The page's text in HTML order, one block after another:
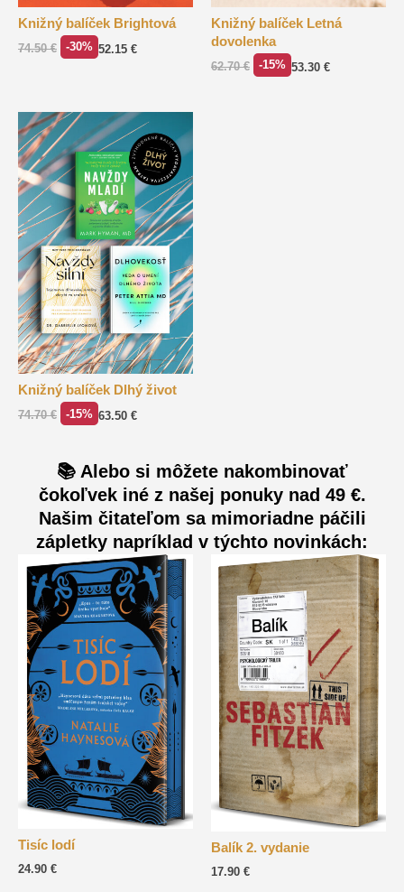
Knižný balíček Brightová
74.50€ -30% 52.15 €
Knižný balíček Letná
dovolenka
62.70€ -15% 53.30 €
Knižný balíček Dlhý život
74.70€ -15% 63.50 €
📚 Alebo si môžete nakombinovať
čokoľvek iné z našej ponuky nad 49 €.
Našim čitateľom sa mimoriadne páčili
zápletky napríklad v týchto novinkách:
Tisíc lodí
24.90 €
Balík 2. vydanie
17.90 €